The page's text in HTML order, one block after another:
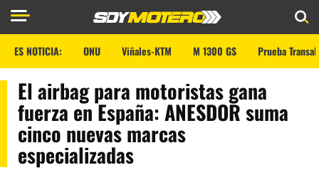
ES NOTICIA: ONU Viñales-KTM M 1300 GS Prueba
El airbag para motoristas gana
fuerza en España: ANESDOR suma
cinco nuevas marcas
especializadas